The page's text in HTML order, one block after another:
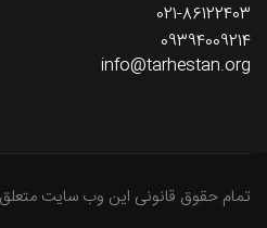
021-86122403
09394009214
info@tarhestan.org
تمام حقوق قانونی این وب سایت